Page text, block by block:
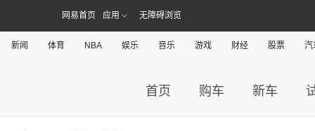
网易首页 应用 无障碍浏览
新闻 体育 NBA 娱乐 音乐 游戏 财经 股票 汽
首页 购车 新车